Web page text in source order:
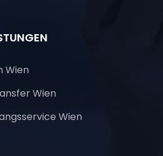
Wien
Wien
Wien